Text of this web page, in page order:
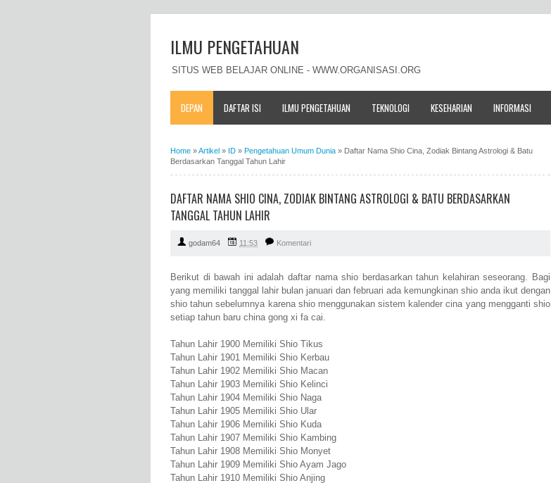
ILMU PENGETAHUAN
SITUS WEB BELAJAR ONLINE - WWW.ORGANISASI.ORG
DEPAN DAFTAR ISI ILMU PENGETAHUAN TEKNOLOGI KESEHARIAN INFORMASI
Home »Artikel » ID » Pengetahuan Umum Dunia » Daftar Nama Shio Cina, Zodiak Bintang Astrologi & Batu
Berdasarkan Tanggal Tahun Lahir
DAFTAR NAMA SHIO CINA, ZODIAK BINTANG ASTROLOGI & BATU BERDASARKAN
TANGGAL TAHUN LAHIR
godam64 11:53 Komentari
Berikut di bawah ini adalah daftar nama shio berdasarkan tahun kelahiran seseorang. Bagi
yang memiliki tanggal lahir bulan januari dan februari ada kemungkinan shio anda ikut dengan
shio tahun sebelumnya karena shio menggunakan sistem kalender cina yang mengganti shio
setiap tahun baru china gong xi fa cai.
Tahun Lahir 1900 Memiliki Shio Tikus
Tahun Lahir 1901 Memiliki Shio Kerbau
Tahun Lahir 1902 Memiliki Shio Macan
Tahun Lahir 1903 Memiliki Shio Kelinci
Tahun Lahir 1904 Memiliki Shio Naga
Tahun Lahir 1905 Memiliki Shio Ular
Tahun Lahir 1906 Memiliki Shio Kuda
Tahun Lahir 1907 Memiliki Shio Kambing
Tahun Lahir 1908 Memiliki Shio Monyet
Tahun Lahir 1909 Memiliki Shio Ayam Jago
Tahun Lahir 1910 Memiliki Shio Anjing